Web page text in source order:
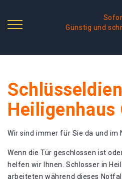
Günstig und
Heiligenhaus
Wir sind immer für Sie da und im
Wenn die Tür geschlossen ist
helfen wir Ihnen. Schlosser in
arbeiteten während dieses